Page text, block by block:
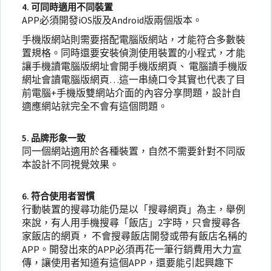
4. 可同時適用不同裝置
APP必須開發iOS版及Android版兩個版本。
手機版網站則需要搭配電腦版網站，才能符合多數裝
置規格。同時還要安裝偵測使用裝置的小程式，才能
讓手機讀電腦版網址會開手機版網頁、 電腦讀手機版
網址會讀電腦版網頁…這一串繞口令其實也代表了目
前電腦+手機版雙網站介面的內容分享問題，設計自
適應網站就完全不會有這個問題。
5. 品牌形象一致
同一個網站適用於各種裝置，自然不需要針對不同版
本設計不同視覺效果。
6. 符合使用者習慣
行動裝置的搜尋功能仍是以「搜尋網頁」為主，舉例
來說，有人用手機搜尋「飯店」2字時，只會搜尋各
家飯店的網頁， 不會搜尋飯店開發或帶有飯店名稱的
APP。開發出來的APP必須再花一筆行銷費用大力宣
傳，讓使用者知道有這個APP，還要能引起興趣下